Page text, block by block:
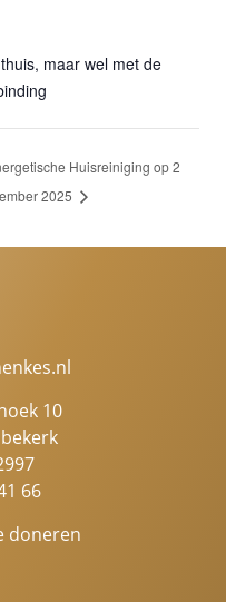
maar wel met de
Huisreiniging op 2
2025
10
66
doneren